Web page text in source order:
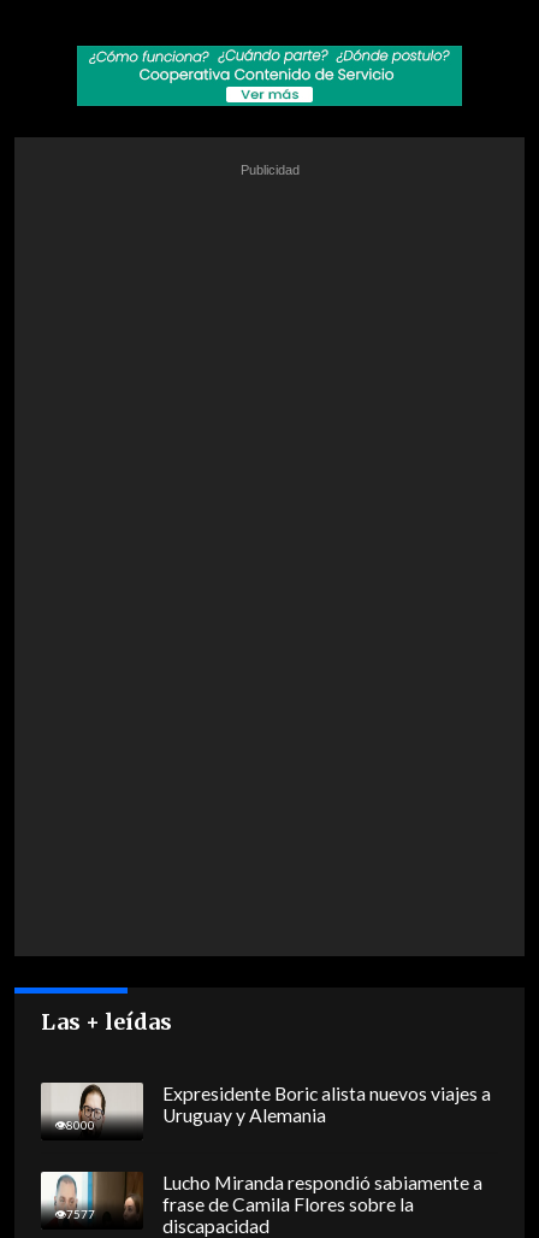
Las + leídas
8000
Expresidente Boric alista nuevos viajes a
Uruguay y Alemania
7577
Lucho Miranda respondió sabiamente a
frase de Camila Flores sobre la
discapacidad